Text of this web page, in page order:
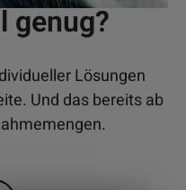
genug?
Lösungen
Und das bereits ab